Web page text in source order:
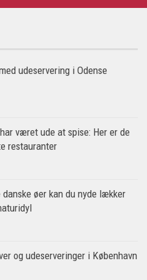
udeservering i Odense
været ude at spise: Her er de
restauranter
danske øer kan du nyde lækker
og udeserveringer i København